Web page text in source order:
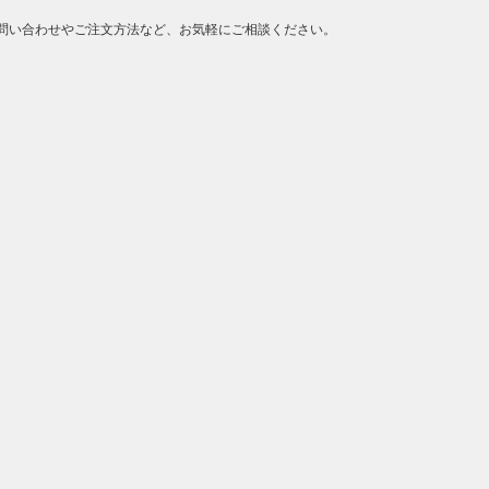
い合わせやご注文方法など、お気軽にご相談ください。